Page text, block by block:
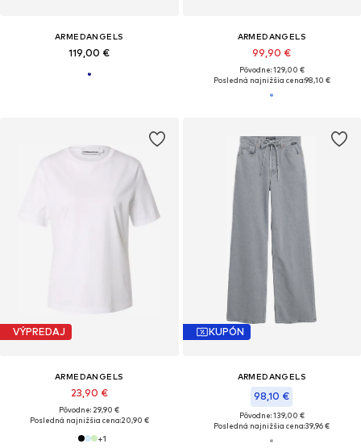
ARMEDANGELS
119,00 €
ARMEDANGELS
99,90 €
Pôvodne: 129,00 €
Posledná najnižšia cena:98,10 €
VÝPREDAJ
ARMEDANGELS
23,90 €
Pôvodne: 29,90 €
Posledná najnižšia cena:20,90 €
+1
KUPÓN
ARMEDANGELS
98,10 €
Pôvodne: 139,00 €
Posledná najnižšia cena:39,96 €